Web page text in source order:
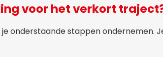
voor het verkort
onderstaande stappen ondernemen.